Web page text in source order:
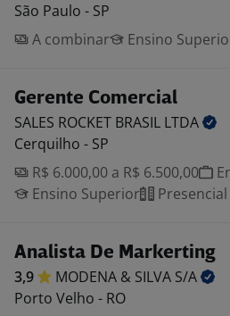
São Paulo - SP
A combinar
Ensino
Gerente Comercial
SALES ROCKET BRASIL LTDA
Cerquilho - SP
R$ 6.000,00 a R$ 6.500,00
Ensino Superior
Presencial
Analista De Markerting
3,9 MODENA & SILVA S/A
Porto Velho - RO